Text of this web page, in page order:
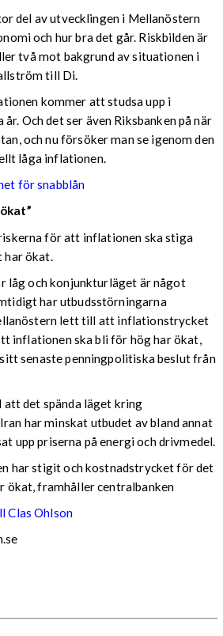
del av utvecklingen i Mellanöstern
och hur bra det går. Riskbilden är
två mot bakgrund av situationen i
till Di.
kommer att studsa upp i
Och det ser även Riksbanken på när
och nu försöker man se igenom den
låga inflationen.
för snabblån
för att inflationen ska stiga
har ökat.
låg och konjunkturläget är något
har utbudsstörningarna
lett till att inflationstrycket
inflationen ska bli för hög har ökat,
senaste penningpolitiska beslut från
att det spända läget kring
har minskat utbudet av bland annat
upp priserna på energi och drivmedel.
har stigit och kostnadstrycket för det
ökat, framhåller centralbanken
Clas Ohlson